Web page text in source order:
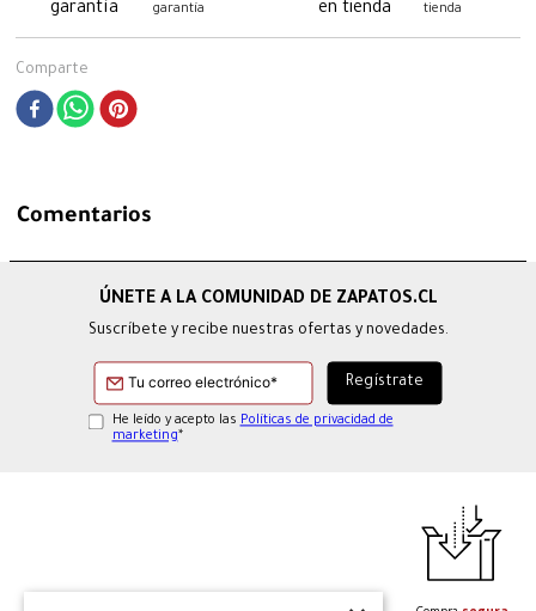
garantía
tienda
Comparte
Comentarios
Suscríbete y recibe nuestras ofertas y novedades.
He leído y acepto las Políticas de privacidad de
marketing*